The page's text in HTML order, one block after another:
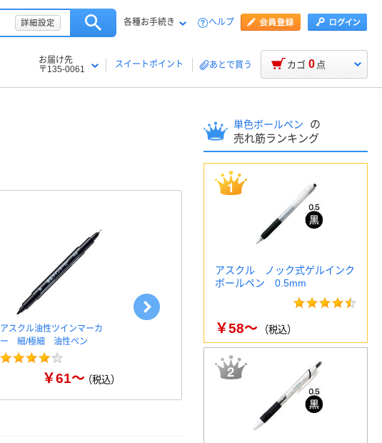
詳細設定 各種お手続き ヘルプ
お届け先
〒135-0061
スイートポイント あとで買う カゴ 0 点
アスクル油性ツインマーカ
ー 細/極細 油性ペン
￥61～（税込）
呉竹 くれ竹 油性筆ぺん ツイン
黒・セリース TSA-01…
￥363
字 油性ペ
単色ボールペン
の
売れ筋ランキング
アスクル ノック式ゲルインク
ボールペン 0.5mm
￥58～ （税込）